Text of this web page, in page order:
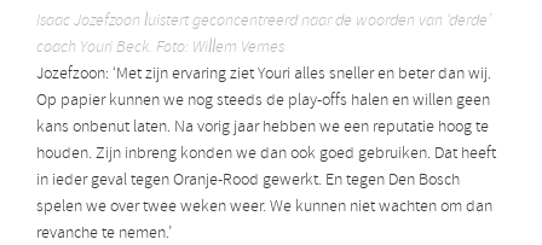
Isaac Jozefzoon luistert geconcentreerd naar de woorden van ‘derde’
coach Youri Beck. Foto: Willem Vernes
Jozefzoon: ‘Met zijn ervaring ziet Youri alles sneller en beter dan wij.
Op papier kunnen we nog steeds de play-offs halen en willen geen
kans onbenut laten. Na vorig jaar hebben we een reputatie hoog te
houden. Zijn inbreng konden we dan ook goed gebruiken. Dat heeft
in ieder geval tegen Oranje-Rood gewerkt. En tegen Den Bosch
spelen we over twee weken weer. We kunnen niet wachten om dan
revanche te nemen.’